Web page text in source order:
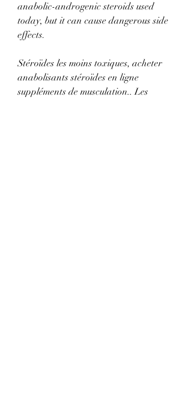
anabolic-androgenic steroids used
today, but it can cause dangerous side
effects.
Stéroïdes les moins toxiques, acheter
anabolisants stéroïdes en ligne
suppléments de musculation.. Les